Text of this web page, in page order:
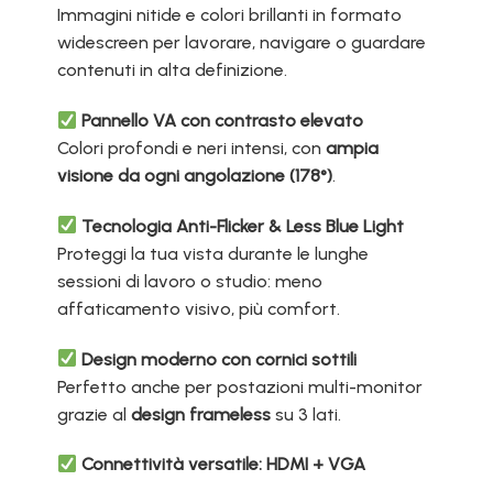
Immagini nitide e colori brillanti in formato
widescreen per lavorare, navigare o guardare
contenuti in alta definizione.
Pannello VA con contrasto elevato
Colori profondi e neri intensi, con ampia
visione da ogni angolazione (178°).
Tecnologia Anti-Flicker & Less Blue Light
Proteggi la tua vista durante le lunghe
sessioni di lavoro o studio: meno
affaticamento visivo, più comfort.
Design moderno con cornici sottili
Perfetto anche per postazioni multi-monitor
grazie al design framelesssu 3 lati.
Connettività versatile: HDMI + VGA